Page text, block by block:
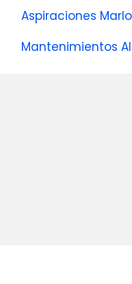
Aspiraciones
Mantenimientos